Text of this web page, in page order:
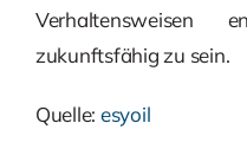
Verhaltensweisen
zukunftsfähig zu sein.
Quelle: esyoil